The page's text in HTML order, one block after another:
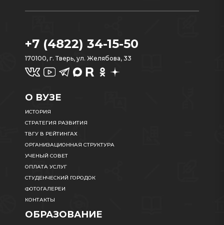
+7 (4822) 34-15-50
170100, г. Тверь, ул. Желябова, 33
О ВУЗЕ
ИСТОРИЯ
СТРАТЕГИЯ РАЗВИТИЯ
ТВГУ В РЕЙТИНГАХ
ОРГАНИЗАЦИОННАЯ СТРУКТУРА
УЧЕНЫЙ СОВЕТ
ОПЛАТА УСЛУГ
СТУДЕНЧЕСКИЙ ГОРОДОК
ФОТОГАЛЕРЕИ
КОНТАКТЫ
ОБРАЗОВАНИЕ